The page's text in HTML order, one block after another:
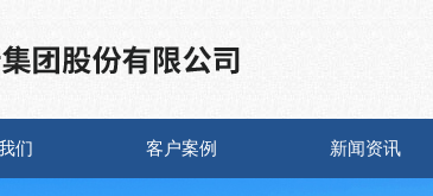
们 客户案例 新闻资讯